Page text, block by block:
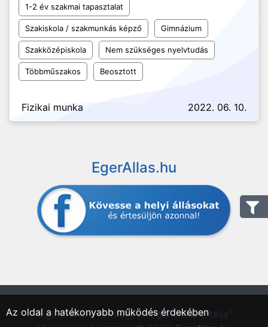
1-2 év szakmai tapasztalat
Szakiskola / szakmunkás képző Gimnázium
Szakközépiskola Nem szükséges nyelvtudás
Többműszakos Beosztott
Fizikai munka 2022. 06. 10.
EgerAllas.hu
"Eger, Heves vármegyei régió állásportálja"
Az oldal a hatékonyabb működés érdekében